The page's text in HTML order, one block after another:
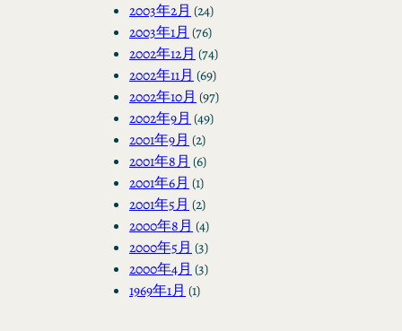
2003年2月 (24)
2003年1月 (76)
2002年12月 (74)
2002年11月 (69)
2002年10月 (97)
2002年9月 (49)
2001年9月 (2)
2001年8月 (6)
2001年6月 (1)
2001年5月 (2)
2000年8月 (4)
2000年5月 (3)
2000年4月 (3)
1969年1月 (1)